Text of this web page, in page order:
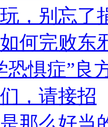
，别忘了
何完败东
恐惧症”良
，请接招
那么好当